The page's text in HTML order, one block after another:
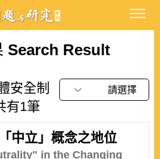
Search Result
安全制
有1筆
請選擇
中立」概念之地位
in the Changing